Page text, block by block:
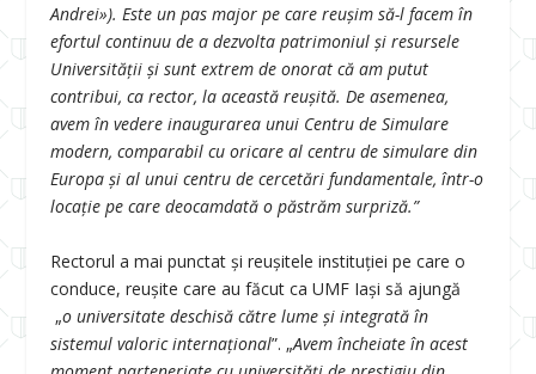
Andrei»). Este un pas major pe care reușim să-l facem în
efortul continuu de a dezvolta patrimoniul și resursele
Universității și sunt extrem de onorat că am putut
contribui, ca rector, la această reușită. De asemenea,
avem în vedere inaugurarea unui Centru de Simulare
modern, comparabil cu oricare al centru de simulare din
Europa și al unui centru de cercetări fundamentale, într-o
locație pe care deocamdată o păstrăm surpriză.”
Rectorul a mai punctat și reușitele instituției pe care o
conduce, reușite care au făcut ca UMF Iași să ajungă
„o universitate deschisă către lume și integrată în
sistemul valoric internațional”. „Avem încheiate în acest